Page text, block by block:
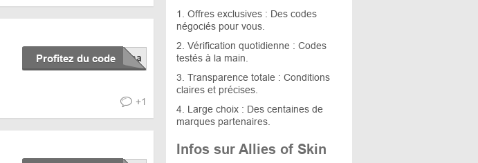
Profitez du code
+1
1. Offres exclusives : Des codes
négociés pour vous.
2. Vérification quotidienne : Codes
testés à la main.
3. Transparence totale : Conditions
claires et précises.
4. Large choix : Des centaines de
marques partenaires.
Infos sur Allies of Skin